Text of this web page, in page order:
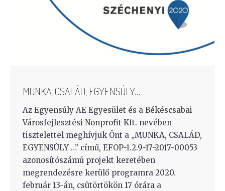
MUNKA, CSALÁD, EGYENSÚLY…
Az Egyensúly AE Egyesület és a Békéscsabai
Városfejlesztési Nonprofit Kft. nevében
tisztelettel meghívjuk Önt a „MUNKA, CSALÁD,
EGYENSÚLY …” című, EFOP-1.2.9-17-2017-00053
azonosítószámú projekt keretében
megrendezésre kerülő programra 2020.
február 13-án, csütörtökön 17 órára a